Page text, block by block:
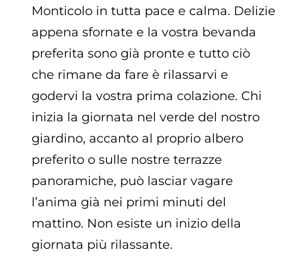
Monticolo in tutta pace e calma. Delizie
appena sfornate e la vostra bevanda
preferita sono già pronte e tutto ciò
che rimane da fare è rilassarvi e
godervi la vostra prima colazione. Chi
inizia la giornata nel verde del nostro
giardino, accanto al proprio albero
preferito o sulle nostre terrazze
panoramiche, può lasciar vagare
l’anima già nei primi minuti del
mattino. Non esiste un inizio della
giornata più rilassante.